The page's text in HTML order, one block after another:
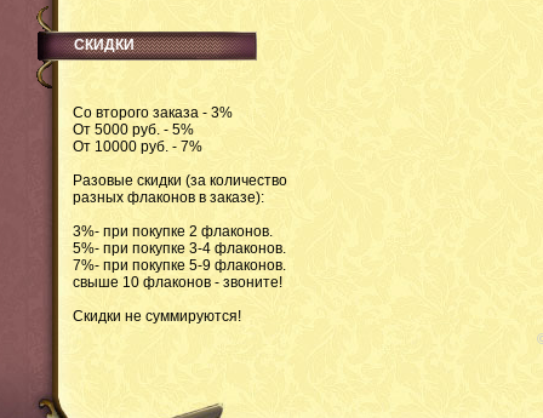
СКИДКИ
Со второго заказа - 3%
От 5000 руб. - 5%
От 10000 руб. - 7%
Разовые скидки (за количество
разных флаконов в заказе):
3%- при покупке 2 флаконов.
5%- при покупке 3-4 флаконов.
7%- при покупке 5-9 флаконов.
свыше 10 флаконов - звоните!
Скидки не суммируются!